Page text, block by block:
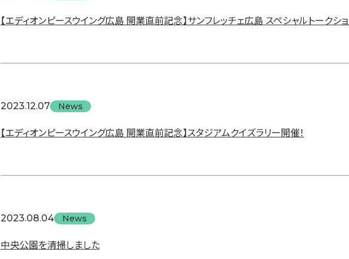
【エディオンピースウイング広島 開業直前記念】サンフレッチェ広島 スペシャルトークシ
2023.12.07 News
【エディオンピースウイング広島 開業直前記念】スタジアムクイズラリー開催！
2023.08.04 News
中央公園を清掃しました